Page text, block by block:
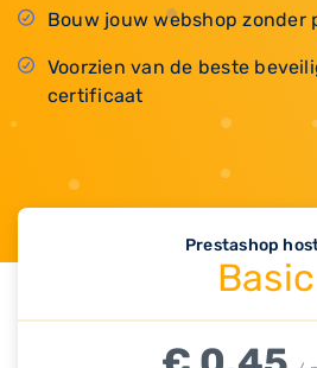
Bouw jouw webshop zonder
Voorzien van de beste
certificaat
Prestashop
Basic